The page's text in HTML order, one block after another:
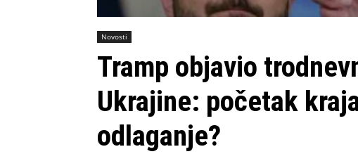
Novosti
Tramp objavio
Ukrajine: početak
odlaganje?